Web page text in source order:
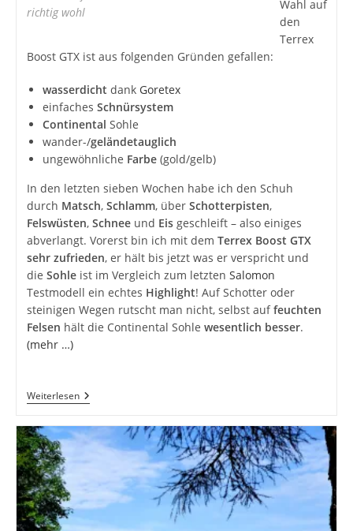
richtig wohl
Wahl auf
den
Terrex
Boost GTX ist aus folgenden Gründen gefallen:
wasserdicht dank Goretex
einfaches Schnürsystem
Continental Sohle
wander-/geländetauglich
ungewöhnliche Farbe(gold/gelb)
In den letzten sieben Wochen habe ich den Schuh
durch Matsch, Schlamm, über Schotterpisten,
Felswüsten, Schneeund Eisgeschleift – also einiges
abverlangt. Vorerst bin ich mit dem Terrex Boost GTX
sehr zufrieden, er hält bis jetzt was er verspricht und
die Sohleist im Vergleich zum letzten Salomon
Testmodell ein echtes Highlight! Auf Schotter oder
steinigen Wegen rutscht man nicht, selbst auffeuchten
Felsen hält die Continental Sohle wesentlich besser.
(mehr …)
WeiterlesenAdidas
Terrex
GTX
Im
Eindruck